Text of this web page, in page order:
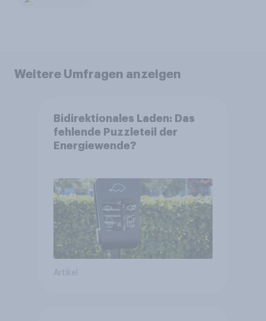
Weitere Umfragen anzeigen
Bidirektionales Laden: Das
fehlende Puzzleteil der
Energiewende?
Artikel